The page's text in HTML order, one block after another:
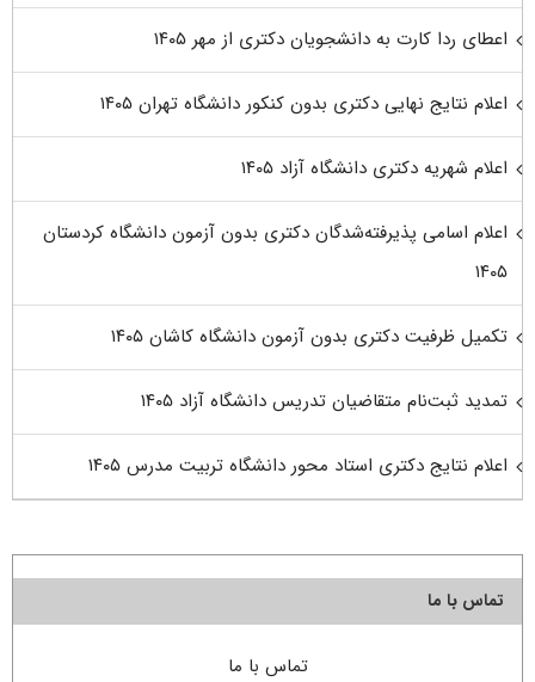
اعطای ردا کارت به دانشجویان دکتری از مهر ۱۴۰۵
اعلام نتایج نهایی دکتری بدون کنکور دانشگاه تهران ۱۴۰۵
اعلام شهریه دکتری دانشگاه آزاد ۱۴۰۵
اعلام اسامی پذیرفته‌شدگان دکتری بدون آزمون دانشگاه کردستان
۱۴۰۵
تکمیل ظرفیت دکتری بدون آزمون دانشگاه کاشان ۱۴۰۵
تمدید ثبت‌نام متقاضیان تدریس دانشگاه آزاد ۱۴۰۵
اعلام نتایج دکتری استاد محور دانشگاه تربیت مدرس ۱۴۰۵
تماس با ما
تماس با ما